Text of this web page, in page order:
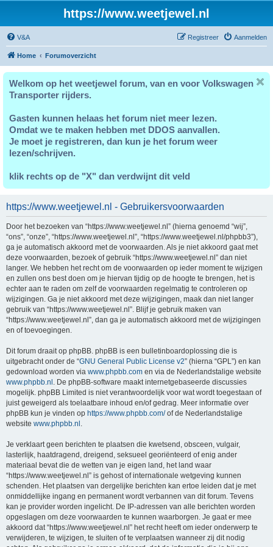
https://www.weetjewel.nl
V&A Aanmelden
Registreer
Home Forumoverzicht
Welkom op het weetjewel forum, van en voor Volkswagen
Transporter rijders.
Gasten kunnen helaas het forum niet meer lezen.
Omdat we te maken hebben met DDOS aanvallen.
Je moet je registreren, dan kun je het forum weer
lezen/schrijven.
klik rechts op de "X" dan verdwijnt dit veld
https://www.weetjewel.nl - Gebruikersvoorwaarden
Door het bezoeken van “https://www.weetjewel.nl” (hierna genoemd “wij”,
“ons”, “onze”, “https://www.weetjewel.nl”, “https://www.weetjewel.nl/phpbb3”),
ga je automatisch akkoord met de voorwaarden. Als je niet akkoord gaat met
deze voorwaarden, bezoek of gebruik “https://www.weetjewel.nl” dan niet
langer. We hebben het recht om de voorwaarden op ieder moment te wijzigen
en zullen ons best doen om je hiervan tijdig op de hoogte te brengen, het is
echter aan te raden om zelf de voorwaarden regelmatig te controleren op
wijzigingen. Ga je niet akkoord met deze wijzigingen, maak dan niet langer
gebruik van “https://www.weetjewel.nl”. Blijf je gebruik maken van
“https://www.weetjewel.nl”, dan ga je automatisch akkoord met de wijzigingen
en of toevoegingen.
Dit forum draait op phpBB. phpBB is een bulletinboardoplossing die is
uitgebracht onder de “GNU General Public License v2” (hierna “GPL”) en kan
gedownload worden via www.phpbb.com en via de Nederlandstalige website
www.phpbb.nl . De phpBB-software maakt internetgebaseerde discussies
mogelijk. phpBB Limited is niet verantwoordelijk voor wat wordt toegestaan of
juist geweigerd als toelaatbare inhoud en/of gedrag. Meer informatie over
phpBB kun je vinden op https://www.phpbb.com/of de Nederlandstalige
website www.phpbb.nl .
Je verklaart geen berichten te plaatsen die kwetsend, obsceen, vulgair,
lasterlijk, haatdragend, dreigend, seksueel georiënteerd of enig ander
materiaal bevat die de wetten van je eigen land, het land waar
“https://www.weetjewel.nl” is gehost of internationale wetgeving kunnen
schenden. Het plaatsen van dergelijke berichten kan ertoe leiden dat je met
onmiddellijke ingang en permanent wordt verbannen van dit forum. Tevens
kan je provider worden ingelicht. De IP-adressen van alle berichten worden
opgeslagen om deze voorwaarden te kunnen waarborgen. Je gaat er mee
akkoord dat “https://www.weetjewel.nl” het recht heeft om ieder onderwerp te
verwijderen, te wijzigen, te sluiten of te verplaatsen wanneer zij dit nodig